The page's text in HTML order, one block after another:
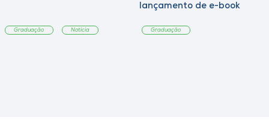
Graduação Notícia
lançamento de e-book
Graduação